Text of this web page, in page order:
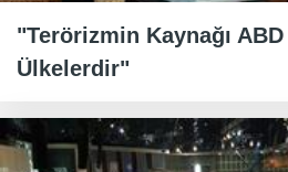
"Terörizmin Kaynağı ABD
Ülkelerdir"